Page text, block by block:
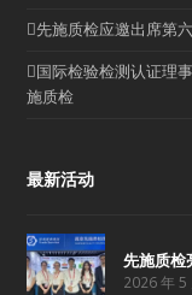
先施质检应邀出席第
国际检验检测认证理
施质检
最新活动
先施质检
2026 年 5